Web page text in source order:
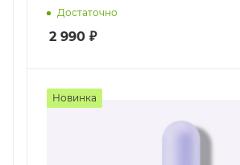
Достаточно
2 990 ₽
Новинка